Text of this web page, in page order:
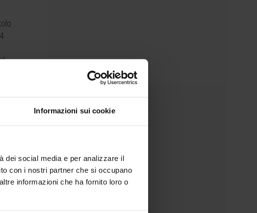
Informazioni sui cookie
dei social media e per analizzare il
con i nostri partner che si occupano
informazioni che ha fornito loro o